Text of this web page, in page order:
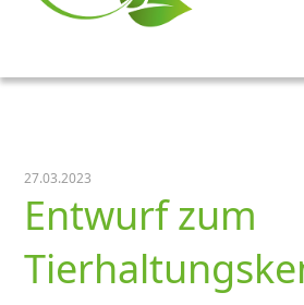
27.03.2023
Entwurf zum